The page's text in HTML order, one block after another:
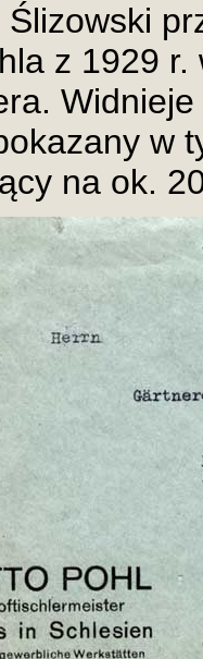
z 1929 r.
w
na ok.